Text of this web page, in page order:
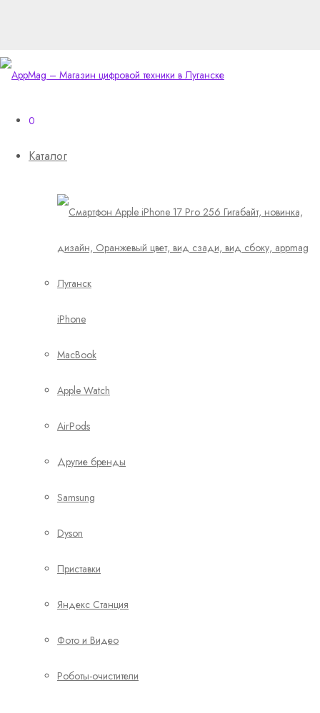
0
Каталог
iPhone
MacBook
Apple Watch
AirPods
Другие бренды
Samsung
Dyson
Приставки
Яндекс Станция
Фото и Видео
Роботы-очистители